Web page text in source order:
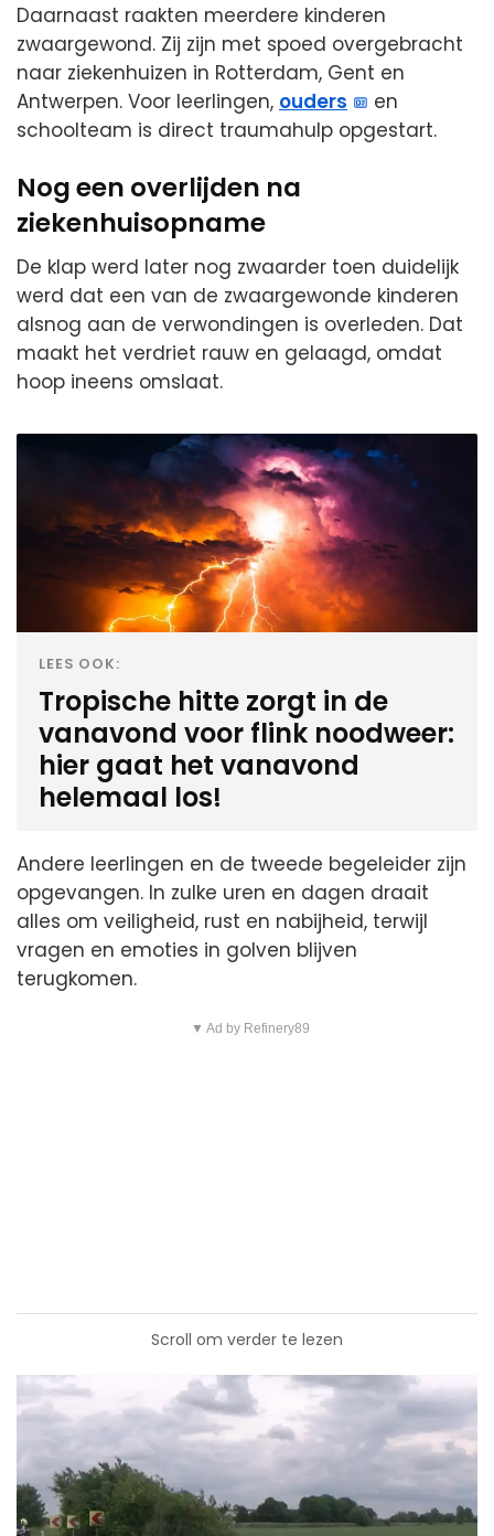
Daarnaast raakten meerdere kinderen
zwaargewond. Zij zijn met spoed overgebracht
naar ziekenhuizen in Rotterdam, Gent en
Antwerpen. Voor leerlingen, ouders
en
schoolteam is direct traumahulp opgestart.
Nog een overlijden na
ziekenhuisopname
De klap werd later nog zwaarder toen duidelijk
werd dat een van de zwaargewonde kinderen
alsnog aan de verwondingen is overleden. Dat
maakt het verdriet rauw en gelaagd, omdat
hoop ineens omslaat.
LEES OOK:
Tropische hitte zorgt in de
vanavond voor flink noodweer:
hier gaat het vanavond
helemaal los!
Andere leerlingen en de tweede begeleider zijn
opgevangen. In zulke uren en dagen draait
alles om veiligheid, rust en nabijheid, terwijl
vragen en emoties in golven blijven
terugkomen.
▼ Ad by Refinery89
Scroll om verder te lezen